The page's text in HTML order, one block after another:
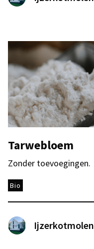
Tarwebloem
Zonder toevoegingen.
Bio
Ijzerkotmolen